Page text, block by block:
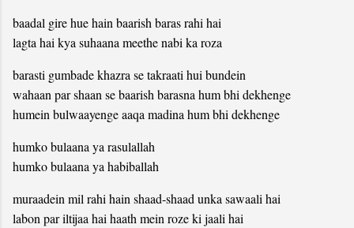
baadal gire hue hain baarish baras rahi hai
lagta hai kya suhaana meethe nabi ka roza
barasti gumbade khazra se takraati hui bundein
wahaan par shaan se baarish barasna hum bhi dekhenge
humein bulwaayenge aaqa madina hum bhi dekhenge
humko bulaana ya rasulallah
humko bulaana ya habiballah
muraadein mil rahi hain shaad-shaad unka sawaali hai
labon par iltijaa hai haath mein roze ki jaali hai